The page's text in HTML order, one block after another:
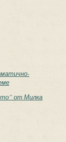
от Милка